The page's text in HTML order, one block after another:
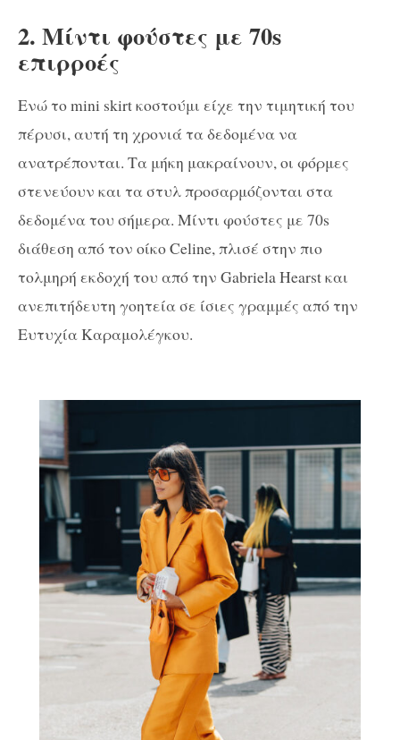
2. Μίντι φούστες με 70s
επιρροές
Ενώ το mini skirt κοστούμι είχε την τιμητική του
πέρυσι, αυτή τη χρονιά τα δεδομένα να
ανατρέπονται. Τα μήκη μακραίνουν, οι φόρμες
στενεύουν και τα στυλ προσαρμόζονται στα
δεδομένα του σήμερα. Μίντι φούστες με 70s
διάθεση από τον οίκο Celine, πλισέ στην πιο
τολμηρή εκδοχή του από την Gabriela Hearst και
ανεπιτήδευτη γοητεία σε ίσιες γραμμές από την
Ευτυχία Καραμολέγκου.